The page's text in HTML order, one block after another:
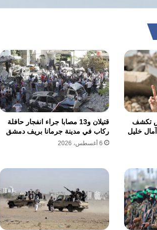
تكشف
خليل
قتيلان و13 مصابا جراء انفجار حافلة
ركاب في مدينة جرمانا بريف دمشق
6 أغسطس، 2026